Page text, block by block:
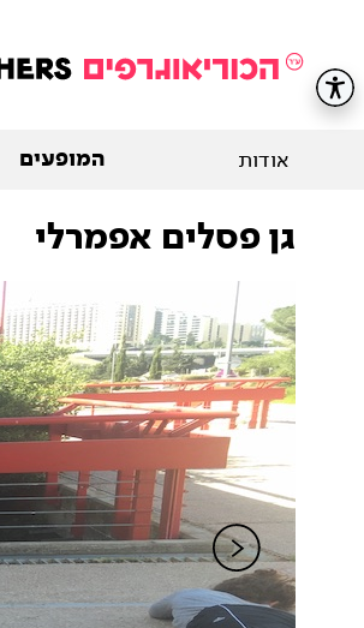
אודות המופעים
גן פסלים אפמרלי